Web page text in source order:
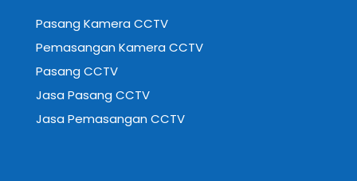
Pasang Kamera CCTV
Pemasangan Kamera CCTV
Pasang CCTV
Jasa Pasang CCTV
Jasa Pemasangan CCTV